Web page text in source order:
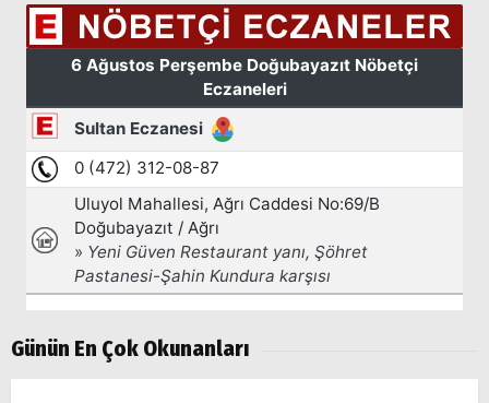
Günün En Çok Okunanları